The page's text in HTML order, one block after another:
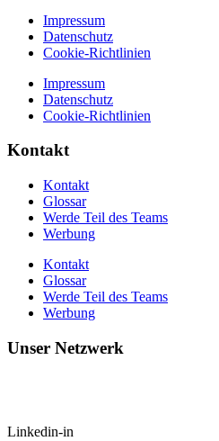
Impressum
Datenschutz
Cookie-Richtlinien
Impressum
Datenschutz
Cookie-Richtlinien
Kontakt
Kontakt
Glossar
Werde Teil des Teams
Werbung
Kontakt
Glossar
Werde Teil des Teams
Werbung
Unser Netzwerk
Linkedin-in